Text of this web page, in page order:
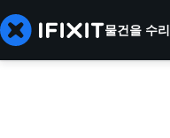
물건을 수